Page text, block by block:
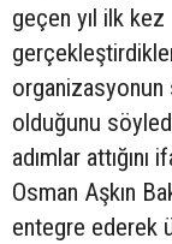
geçen yıl ilk kez
olduğunu
adımlar
Osman Aşkın
entegre ederek